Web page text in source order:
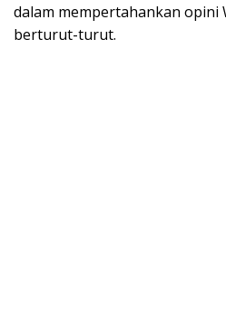
dalam mempertahankan opini
berturut-turut.